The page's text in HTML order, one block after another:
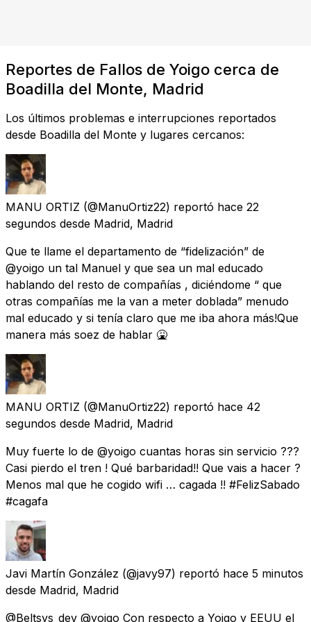
Reportes de Fallos de Yoigo cerca de
Boadilla del Monte, Madrid
Los últimos problemas e interrupciones reportados
desde Boadilla del Monte y lugares cercanos:
MANU ORTIZ (@ManuOrtiz22) reportó hace 22
segundos desde Madrid, Madrid
Que te llame el departamento de “fidelización” de
@yoigo un tal Manuel y que sea un mal educado
hablando del resto de compañías , diciéndome “ que
otras compañías me la van a meter doblada” menudo
mal educado y si tenía claro que me iba ahora más!Que
manera más soez de hablar 🤮
MANU ORTIZ (@ManuOrtiz22) reportó hace 42
segundos desde Madrid, Madrid
Muy fuerte lo de @yoigo cuantas horas sin servicio ???
Casi pierdo el tren ! Qué barbaridad!! Que vais a hacer ?
Menos mal que he cogido wifi … cagada !! #FelizSabado
#cagafa
Javi Martín González (@javy97) reportó hace 5 minutos
desde Madrid, Madrid
@Beltsys_dev @yoigo Con respecto a Yoigo y EEUU el